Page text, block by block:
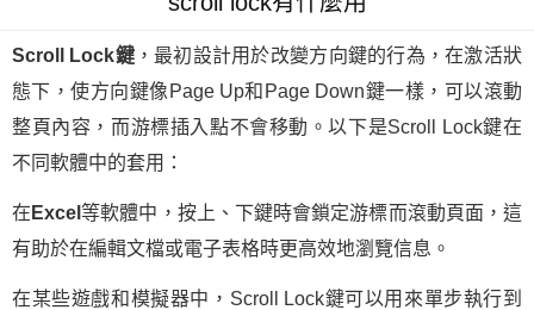
Scroll Lock鍵，最初設計用於改變方向鍵的行為，在激活狀
態下，使方向鍵像Page Up和Page Down鍵一樣，可以滾動
整頁內容，而游標插入點不會移動。以下是Scroll Lock鍵在
不同軟體中的套用：
在 Excel等軟體中，按上、下鍵時會鎖定游標而滾動頁面，這
有助於在編輯文檔或電子表格時更高效地瀏覽信息。
在某些遊戲和模擬器中，Scroll Lock鍵可以用來單步執行到